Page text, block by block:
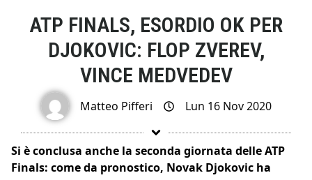
ATP FINALS, ESORDIO OK PER
DJOKOVIC: FLOP ZVEREV,
VINCE MEDVEDEV
Matteo Pifferi Lun 16 Nov 2020
Si è conclusa anche la seconda giornata delle ATP
Finals: come da pronostico, Novak Djokovic ha